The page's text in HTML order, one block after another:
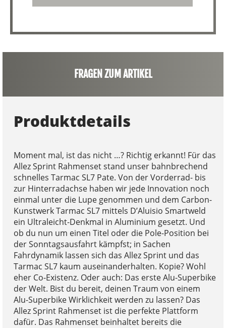
FRAGEN ZUM ARTIKEL
Produktdetails
Moment mal, ist das nicht …? Richtig erkannt! Für das
Allez Sprint Rahmenset stand unser bahnbrechend
schnelles Tarmac SL7 Pate. Von der Vorderrad- bis
zur Hinterradachse haben wir jede Innovation noch
einmal unter die Lupe genommen und dem Carbon-
Kunstwerk Tarmac SL7 mittels D’Aluisio Smartweld
ein Ultraleicht-Denkmal in Aluminium gesetzt. Und
ob du nun um einen Titel oder die Pole-Position bei
der Sonntagsausfahrt kämpfst; in Sachen
Fahrdynamik lassen sich das Allez Sprint und das
Tarmac SL7 kaum auseinanderhalten. Kopie? Wohl
eher Co-Existenz. Oder auch: Das erste Alu-Superbike
der Welt. Bist du bereit, deinen Traum von einem
Alu-Superbike Wirklichkeit werden zu lassen? Das
Allez Sprint Rahmenset ist die perfekte Plattform
dafür. Das Rahmenset beinhaltet bereits die